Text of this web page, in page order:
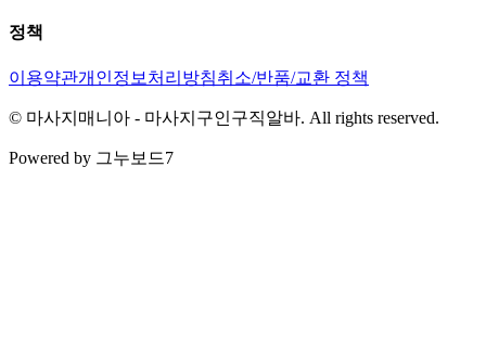
정책
이용약관개인정보처리방침취소/반품/교환 정책
© 마사지매니아 - 마사지구인구직알바. All rights reserved.
Powered by 그누보드7